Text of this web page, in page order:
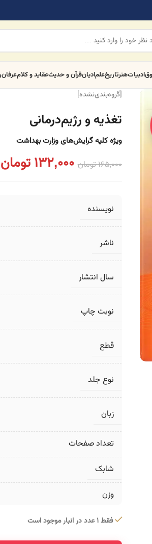
ادبیاتهنرتاریخعلمادیانقرآن و حدیثعقاید و کلامعرفان
[گروه‌بندی‌نشده]
تغذیه و رژیم‌درمانی
ویژه کلیه گرایش‌های وزارت بهداشت
165,000تومان 132,000 تومان
نویسنده
ناشر
سال انتشار
نوبت چاپ
قطع
نوع جلد
زبان
تعداد صفحات
شابک
وزن
فقط 1 عدد در انبار موجود است